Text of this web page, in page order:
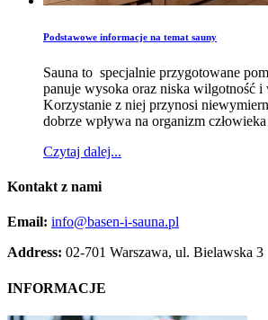
Podstawowe informacje na temat sauny
Sauna to specjalnie przygotowane
panuje wysoka oraz niska wilgotność i
Korzystanie z niej przynosi
dobrze wpływa na organizm
Czytaj dalej...
Kontakt z nami
Email: info@basen-i-sauna.pl
Address: 02-701 Warszawa, ul. Bielawska 3
INFORMACJE